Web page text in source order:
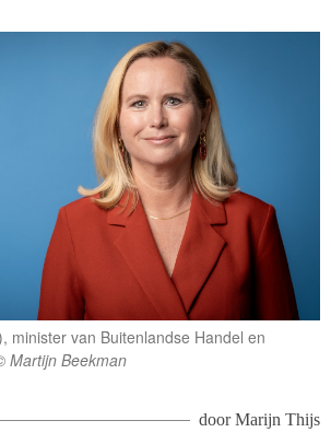
minister van Buitenlandse Handel en
Martijn Beekman
doorMarijn Thijs